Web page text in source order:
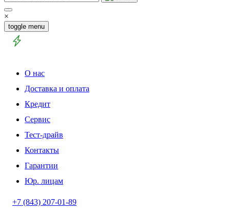
×
toggle menu
О нас
Доставка и оплата
Кредит
Сервис
Тест-драйв
Контакты
Гарантии
Юр. лицам
+7 (843) 207-01-89